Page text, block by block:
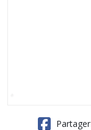
Partager